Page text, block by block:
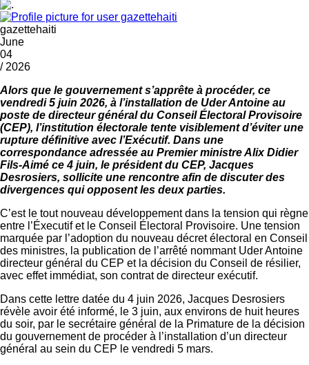
gazettehaiti
June
04
/ 2026
Alors que le gouvernement s’apprête à procéder, ce
vendredi 5 juin 2026, à l’installation de Uder Antoine au
poste de directeur général du Conseil Électoral Provisoire
(CEP), l’institution électorale tente visiblement d’éviter une
rupture définitive avec l’Exécutif. Dans une
correspondance adressée au Premier ministre Alix Didier
Fils-Aimé ce 4 juin, le président du CEP, Jacques
Desrosiers, sollicite une rencontre afin de discuter des
divergences qui opposent les deux parties.
C’est le tout nouveau développement dans la tension qui règne
entre l’Éxecutif et le Conseil Électoral Provisoire. Une tension
marquée par l’adoption du nouveau décret électoral en Conseil
des ministres, la publication de l’arrêté nommant Uder Antoine
directeur général du CEP et la décision du Conseil de résilier,
avec effet immédiat, son contrat de directeur exécutif.
Dans cette lettre datée du 4 juin 2026, Jacques Desrosiers
révèle avoir été informé, le 3 juin, aux environs de huit heures
du soir, par le secrétaire général de la Primature de la décision
du gouvernement de procéder à l’installation d’un directeur
général au sein du CEP le vendredi 5 mars.